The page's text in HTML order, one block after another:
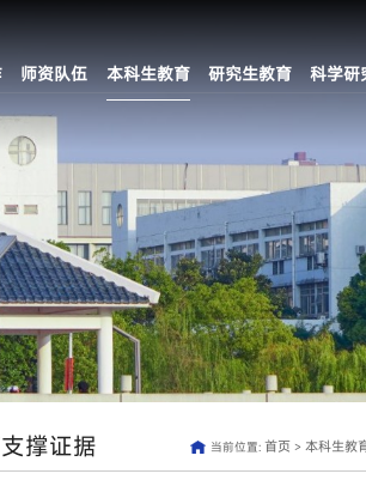
师资队伍 本科生教育 研究生教育 科学研
撑证据 当前位置:首页 >本科生教